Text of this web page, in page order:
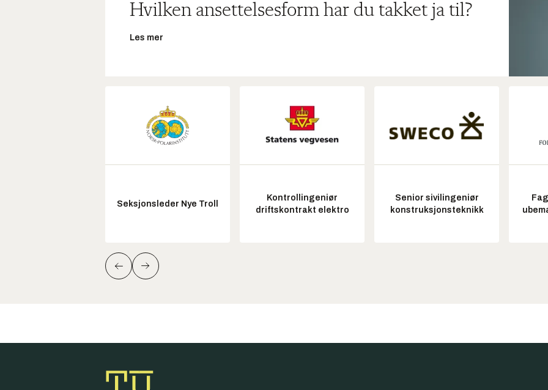
Hvilken ansettelsesform har du takket ja til?
Les mer
Seksjonsleder Nye Troll
Kontrollingeniør
driftskontrakt elektro
Senior sivilingeniør
konstruksjonsteknikk